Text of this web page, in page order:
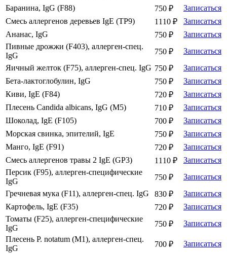
Баранина, IgG (F88)
750 ₽
Записаться
Смесь аллергенов деревьев IgE (TP9)
1110 ₽
Записаться
Ананас, IgG
750 ₽
Записаться
Пивные дрожжи (F403), аллерген-спец.
IgG
750 ₽
Записаться
Яичный желток (F75), аллерген-спец. IgG 750 ₽
Записаться
Бета-лактоглобулин, IgG
750 ₽
Записаться
Киви, IgE (F84)
720 ₽
Записаться
Плесень Candida albicans, IgG (M5)
710 ₽
Записаться
Шоколад, IgE (F105)
700 ₽
Записаться
Морская свинка, эпителий, IgE
750 ₽
Записаться
Манго, IgE (F91)
720 ₽
Записаться
Смесь аллергенов травы 2 IgE (GP3)
1110 ₽
Записаться
Персик (F95), аллерген-специфические
IgG
750 ₽
Записаться
Гречневая мука (F11), аллерген-спец. IgG
830 ₽
Записаться
Картофель, IgE (F35)
720 ₽
Записаться
Томаты (F25), аллерген-специфические
IgG
750 ₽
Записаться
Плесень P. notatum (М1), аллерген-спец.
IgG
700 ₽
Записаться